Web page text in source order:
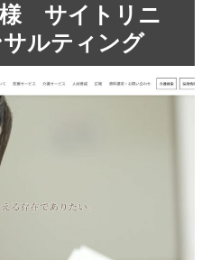
様 サイトリニ
ルティング